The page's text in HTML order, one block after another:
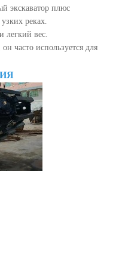
экскаватор плюс
реках.
легкий вес.
часто используется для